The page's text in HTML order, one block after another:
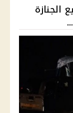
الجنازة